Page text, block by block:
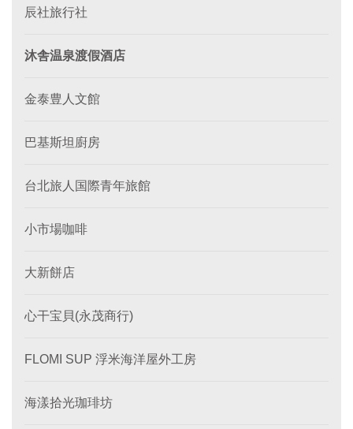
辰社旅行社
沐舎温泉渡假酒店
金泰豊人文館
巴基斯坦廚房
台北旅人国際青年旅館
小市場咖啡
大新餅店
心干宝貝(永茂商行)
FLOMI SUP 浮米海洋屋外工房
海漾拾光珈琲坊